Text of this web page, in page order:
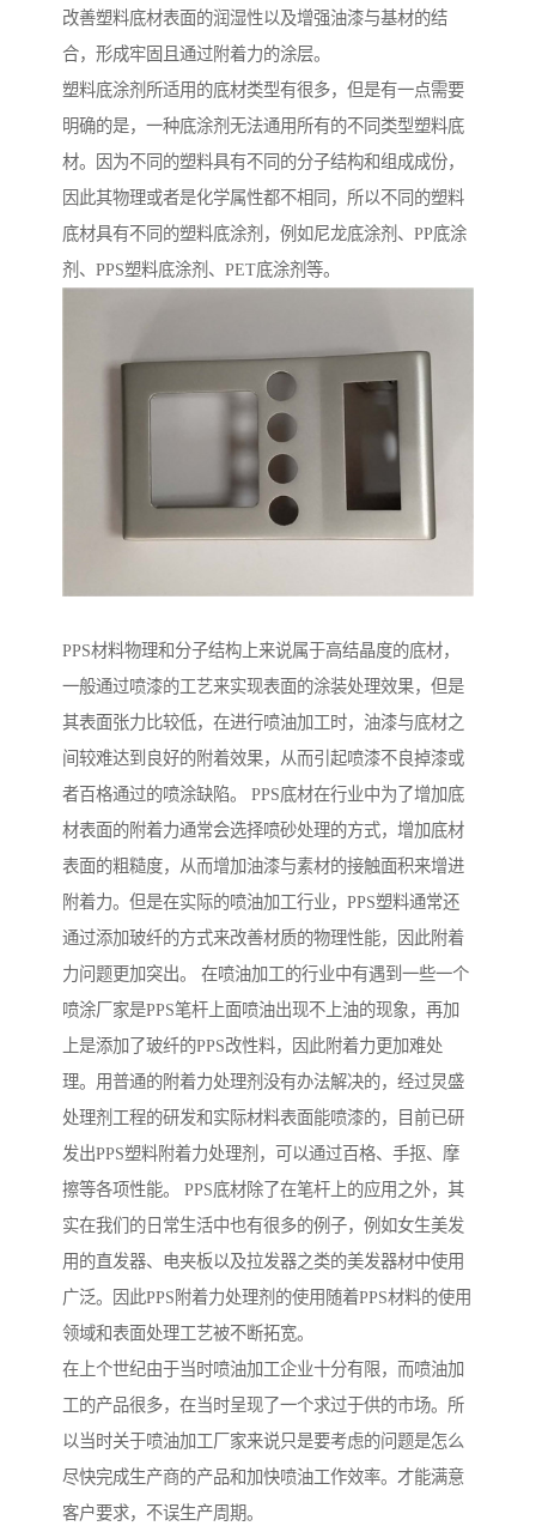
改善塑料底材表面的润湿性以及增强油漆与基材的结
合，形成牢固且通过附着力的涂层。
塑料底涂剂所适用的底材类型有很多，但是有一点需要
明确的是，一种底涂剂无法通用所有的不同类型塑料底
材。因为不同的塑料具有不同的分子结构和组成成份，
因此其物理或者是化学属性都不相同，所以不同的塑料
底材具有不同的塑料底涂剂，例如尼龙底涂剂、PP底涂
剂、PPS塑料底涂剂、PET底涂剂等。
PPS材料物理和分子结构上来说属于高结晶度的底材，
一般通过喷漆的工艺来实现表面的涂装处理效果，但是
其表面张力比较低，在进行喷油加工时，油漆与底材之
间较难达到良好的附着效果，从而引起喷漆不良掉漆或
者百格通过的喷涂缺陷。 PPS底材在行业中为了增加底
材表面的附着力通常会选择喷砂处理的方式，增加底材
表面的粗糙度，从而增加油漆与素材的接触面积来增进
附着力。但是在实际的喷油加工行业，PPS塑料通常还
通过添加玻纤的方式来改善材质的物理性能，因此附着
力问题更加突出。 在喷油加工的行业中有遇到一些一个
喷涂厂家是PPS笔杆上面喷油出现不上油的现象，再加
上是添加了玻纤的PPS改性料，因此附着力更加难处
理。用普通的附着力处理剂没有办法解决的，经过炅盛
处理剂工程的研发和实际材料表面能喷漆的，目前已研
发出PPS塑料附着力处理剂，可以通过百格、手抠、摩
擦等各项性能。 PPS底材除了在笔杆上的应用之外，其
实在我们的日常生活中也有很多的例子，例如女生美发
用的直发器、电夹板以及拉发器之类的美发器材中使用
广泛。因此PPS附着力处理剂的使用随着PPS材料的使用
领域和表面处理工艺被不断拓宽。
在上个世纪由于当时喷油加工企业十分有限，而喷油加
工的产品很多，在当时呈现了一个求过于供的市场。所
以当时关于喷油加工厂家来说只是要考虑的问题是怎么
尽快完成生产商的产品和加快喷油工作效率。才能满意
客户要求，不误生产周期。